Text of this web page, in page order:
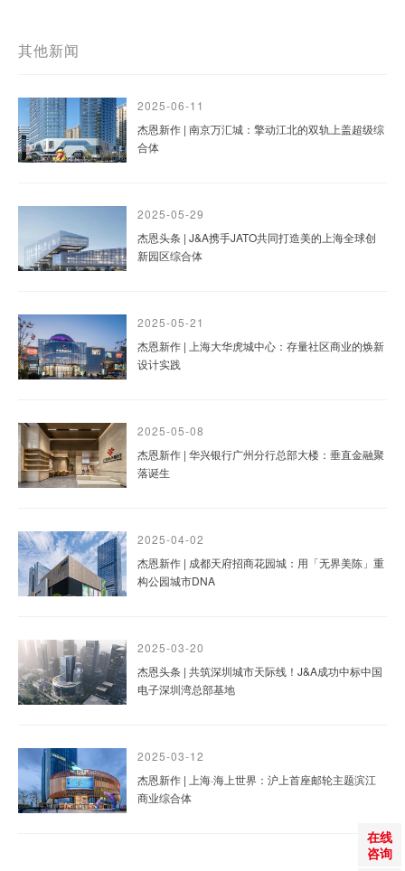
在线
咨询
其他新闻
2025-06-11
杰恩新作 | 南京万汇城：擎动江北的双轨上盖超级综
合体
2025-05-29
杰恩头条 | J&A携手JATO共同打造美的上海全球创
新园区综合体
2025-05-21
杰恩新作 | 上海大华虎城中心：存量社区商业的焕新
设计实践
2025-05-08
杰恩新作 | 华兴银行广州分行总部大楼：垂直金融聚
落诞生
2025-04-02
杰恩新作 | 成都天府招商花园城：用「无界美陈」重
构公园城市DNA
2025-03-20
杰恩头条 | 共筑深圳城市天际线！J&A成功中标中国
电子深圳湾总部基地
2025-03-12
杰恩新作 | 上海·海上世界：沪上首座邮轮主题滨江
商业综合体